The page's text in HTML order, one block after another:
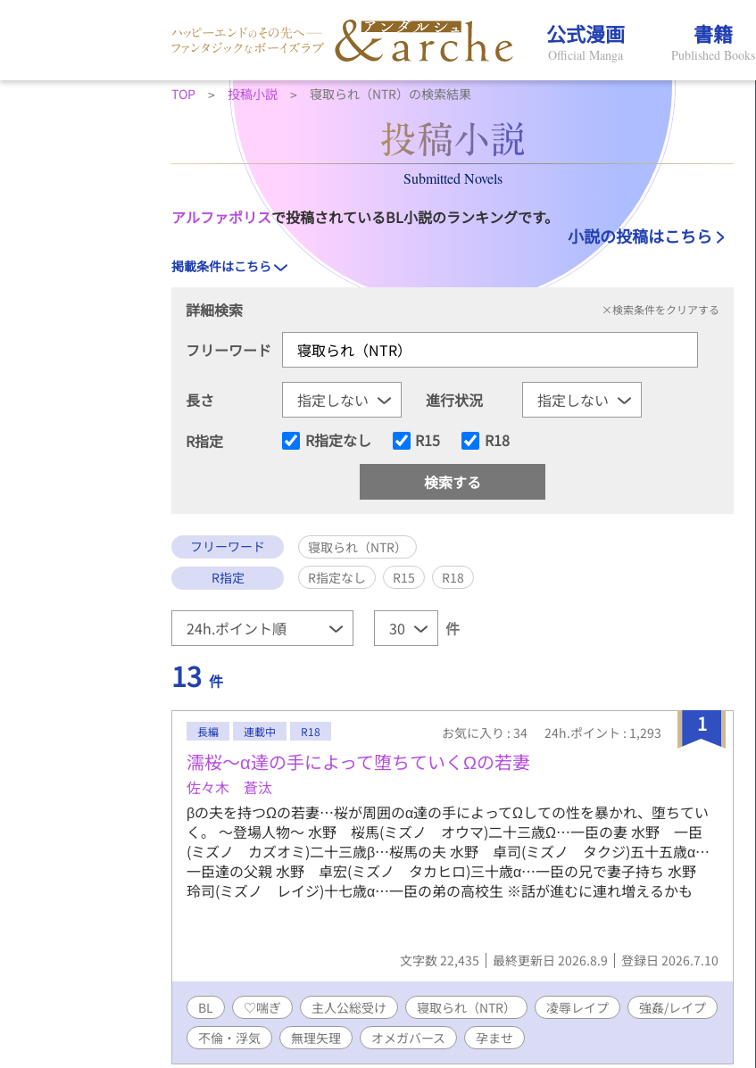
公式漫画
Official Manga
書籍
Published Books
TOP 投稿小説 寝取られ（NTR）の検索結果
Submitted Novels
アルファポリスで投稿されているBL小説のランキングです。
小説の投稿はこちら
掲載条件はこちら
詳細検索 ×検索条件をクリアする
フリーワード
長さ
進行状況
R指定
R指定なし R15 R18
フリーワード
寝取られ（NTR）
R指定
R指定なし R15 R18
件
13 件
1
長編 連載中 R18 お気に入り : 34 24h.ポイント : 1,293
濡桜～α達の手によって堕ちていくΩの若妻
佐々木 蒼汰
βの夫を持つΩの若妻…桜が周囲のα達の手によってΩしての性を暴かれ、堕ちてい
く。 ～登場人物～ 水野 桜馬(ミズノ オウマ)二十三歳Ω…一臣の妻 水野 一臣
(ミズノ カズオミ)二十三歳β…桜馬の夫 水野 卓司(ミズノ タクジ)五十五歳α…
一臣達の父親 水野 卓宏(ミズノ タカヒロ)三十歳α…一臣の兄で妻子持ち 水野
玲司(ミズノ レイジ)十七歳α…一臣の弟の高校生 ※話が進むに連れ増えるかも
文字数 22,435 最終更新日 2026.8.9 登録日 2026.7.10
BL ♡喘ぎ 主人公総受け 寝取られ（NTR） 凌辱レイプ
強姦/レイプ
不倫・浮気
無理矢理 オメガバース 孕ませ